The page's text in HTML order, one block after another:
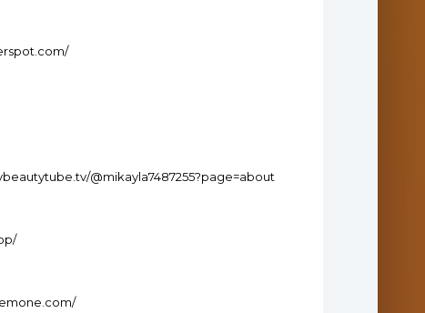
@mikayla7487255?page=about